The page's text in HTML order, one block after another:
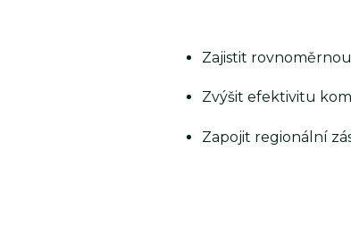
Zajistit
Zvýšit efektivitu
Zapojit regionální